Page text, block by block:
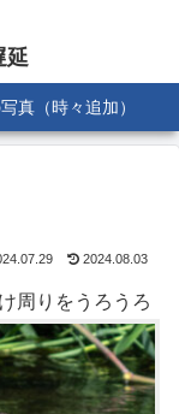
延
真（時々追加）
2024.08.03
周りをうろうろ